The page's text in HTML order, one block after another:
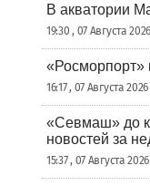
В акватории
19:30 , 07 Августа
«Росморпорт»
16:17 , 07 Августа
«Севмаш» до
новостей за
15:37 , 07 Августа